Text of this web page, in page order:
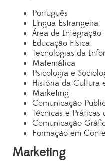
Português
Língua Estrangeira
Área de Integração
Educação Física
Tecnologias da
Matemática
Psicologia e
História da Cultura
Marketing
Comunicação
Técnicas e
Comunicação
Formação em
Marketing